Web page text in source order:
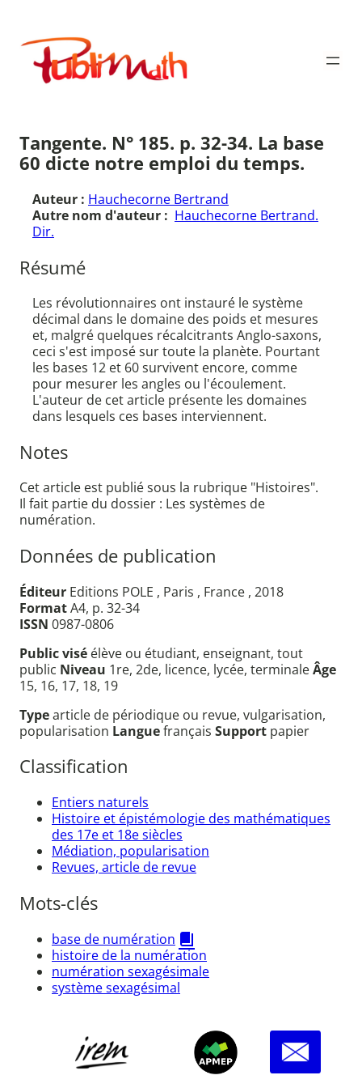
contenu
Publimath
Tangente. N° 185. p. 32-34. La base
60 dicte notre emploi du temps.
Auteur : Hauchecorne Bertrand
Autre nom d'auteur : Hauchecorne Bertrand.
Dir.
Résumé
Les révolutionnaires ont instauré le système
décimal dans le domaine des poids et mesures
et, malgré quelques récalcitrants Anglo-saxons,
ceci s'est imposé sur toute la planète. Pourtant
les bases 12 et 60 survivent encore, comme
pour mesurer les angles ou l'écoulement.
L'auteur de cet article présente les domaines
dans lesquels ces bases interviennent.
Notes
Cet article est publié sous la rubrique "Histoires".
Il fait partie du dossier : Les systèmes de
numération.
Données de publication
Éditeur Editions POLE , Paris , France , 2018
FormatA4, p. 32-34
ISSN 0987-0806
Public visé élève ou étudiant, enseignant, tout
public Niveau 1re, 2de, licence, lycée, terminaleÂge
15, 16, 17, 18, 19
Typearticle de périodique ou revue, vulgarisation,
popularisation Languefrançais Support papier
Classification
Entiers naturels
Histoire et épistémologie des mathématiques
des 17e et 18e siècles
Médiation, popularisation
Revues, article de revue
Mots-clés
base de numération
histoire de la numération
numération sexagésimale
système sexagésimal